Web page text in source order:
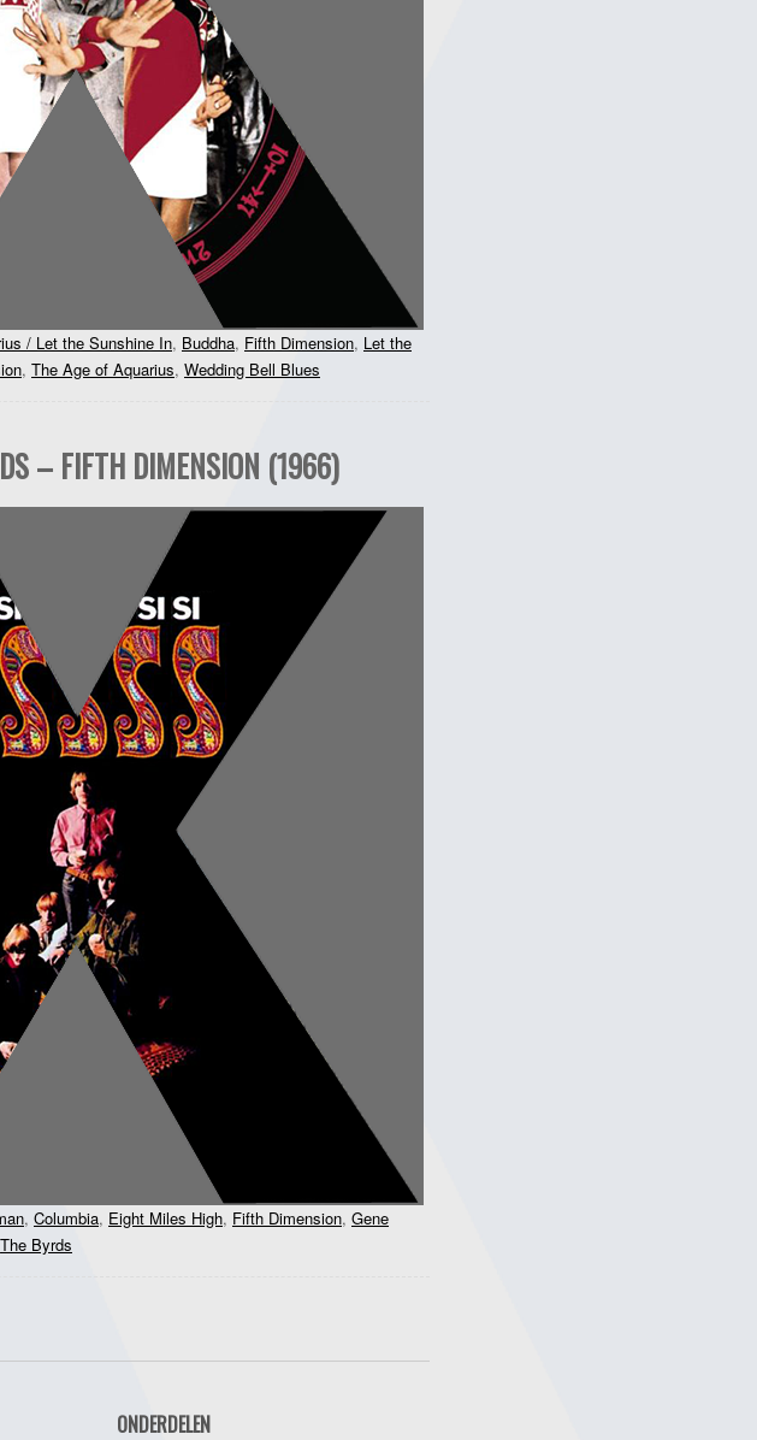
/ Let the Sunshine In, Buddha, Fifth Dimension, Let the
, The Age of Aquarius, Wedding Bell Blues
– FIFTH DIMENSION (1966)
, Columbia, Eight Miles High, Fifth Dimension, Gene
The Byrds
ONDERDELEN